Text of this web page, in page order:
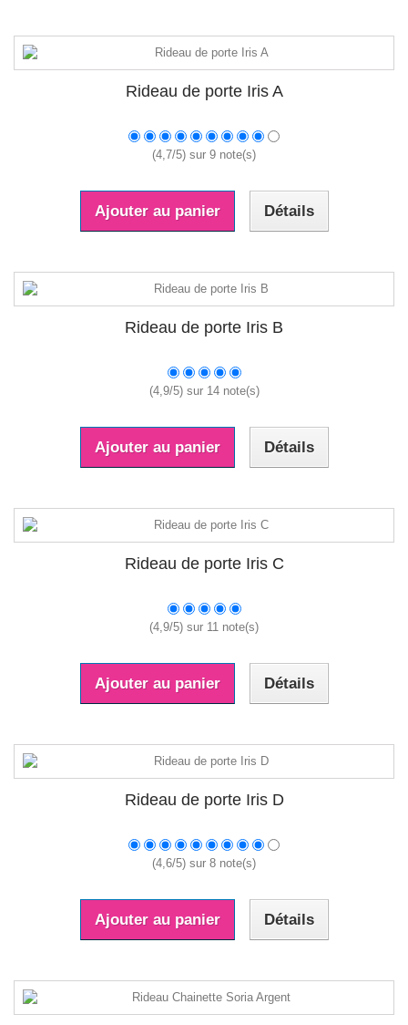
Rideau de porte Iris A
(4,7/5) sur 9 note(s)
Ajouter au panier Détails
Rideau de porte Iris B
(4,9/5) sur 14note(s)
Ajouter au panier Détails
Rideau de porte Iris C
(4,9/5) sur 11 note(s)
Ajouter au panier Détails
Rideau de porte Iris D
(4,6/5) sur 8 note(s)
Ajouter au panier Détails